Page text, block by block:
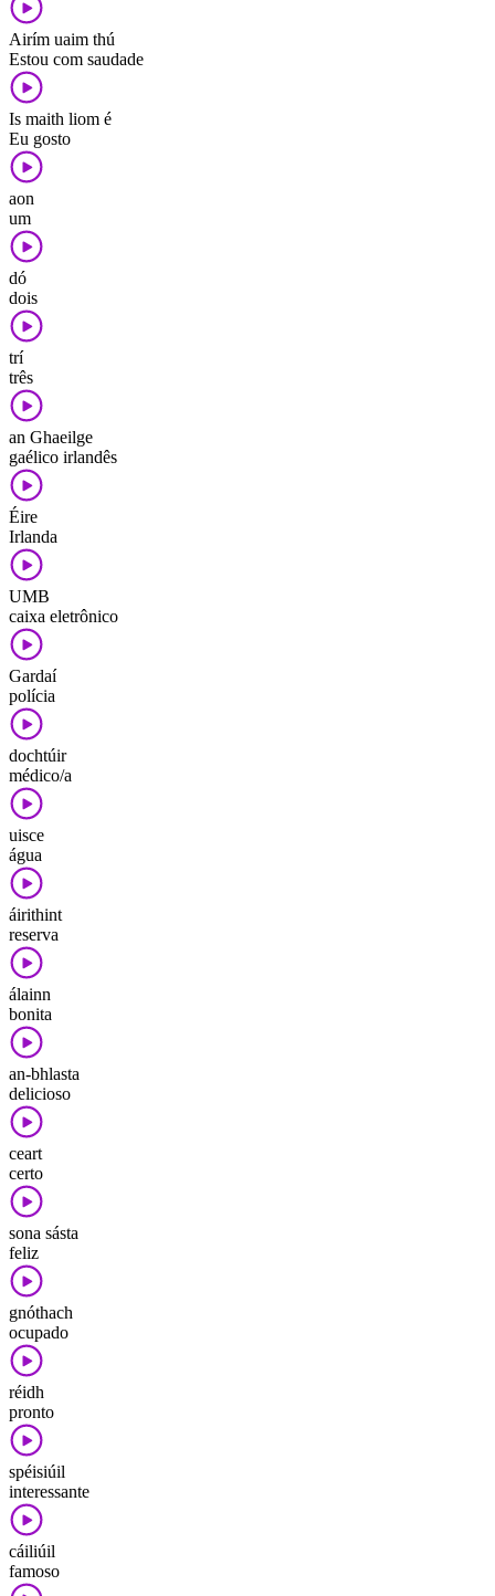
Airím uaim thú
Estou com saudade
Is maith liom é
Eu gosto
aon
um
dó
dois
trí
três
an Ghaeilge
gaélico irlandês
Éire
Irlanda
UMB
caixa eletrônico
Gardaí
polícia
dochtúir
médico/a
uisce
água
áirithint
reserva
álainn
bonita
an-bhlasta
delicioso
ceart
certo
sona sásta
feliz
gnóthach
ocupado
réidh
pronto
spéisiúil
interessante
cáiliúil
famoso